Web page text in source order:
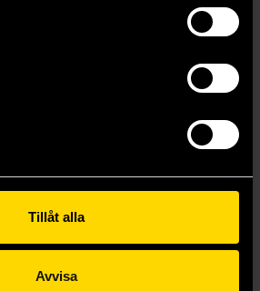
Tillåt alla
Avvisa
Death Star II & Imperial Star Destroyer Model Kit